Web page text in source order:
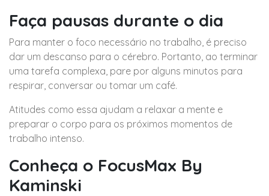
Faça pausas durante o dia
Para manter o foco necessário no trabalho, é preciso
dar um descanso para o cérebro. Portanto, ao terminar
uma tarefa complexa, pare por alguns minutos para
respirar, conversar ou tomar um café.
Atitudes como essa ajudam a relaxar a mente e
preparar o corpo para os próximos momentos de
trabalho intenso.
Conheça o FocusMax By
Kaminski